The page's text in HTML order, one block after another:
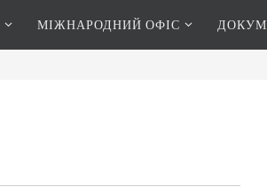
МІЖНАРОДНИЙ ОФІС